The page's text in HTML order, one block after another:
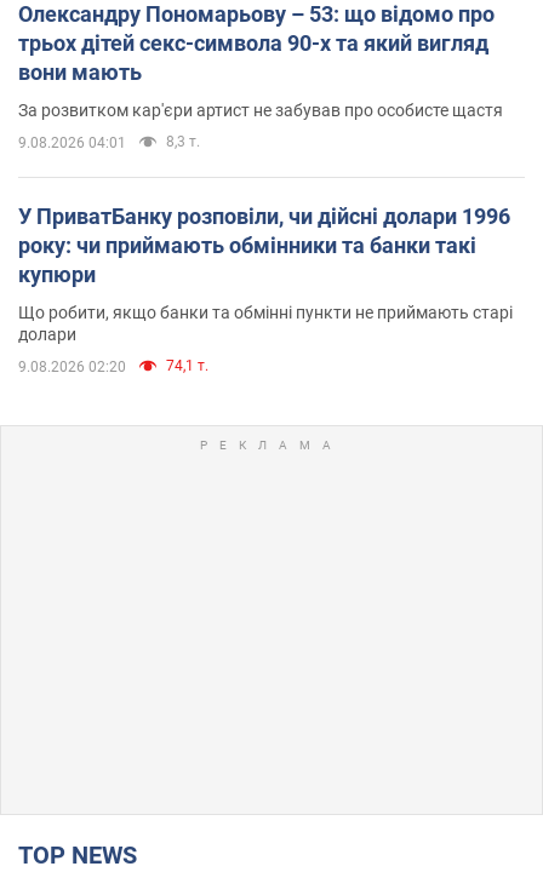
Олександру Пономарьову – 53: що відомо про
трьох дітей секс-символа 90-х та який вигляд
вони мають
За розвитком кар'єри артист не забував про особисте щастя
9.08.2026 04:01 8,3 т.
У ПриватБанку розповіли, чи дійсні долари 1996
року: чи приймають обмінники та банки такі
купюри
Що робити, якщо банки та обмінні пункти не приймають старі
долари
9.08.2026 02:20 74,1 т.
TOP NEWS